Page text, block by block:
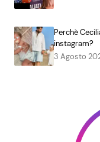
Perchè
instagram?
3 Agosto